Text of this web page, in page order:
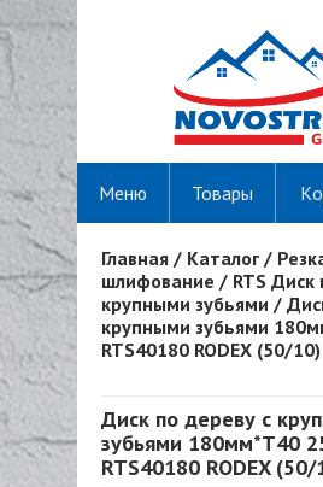
Меню Товары
Вы здесь
Главная / Каталог /
шлифование / RTS Диск
крупными зубьями /
крупными зубьями
RTS40180 RODEX (50/10)
Диск по дереву с
зубьями 180мм*T40
RTS40180 RODEX (50/